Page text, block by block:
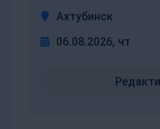
Ахтубинск
06.08.2026, чт